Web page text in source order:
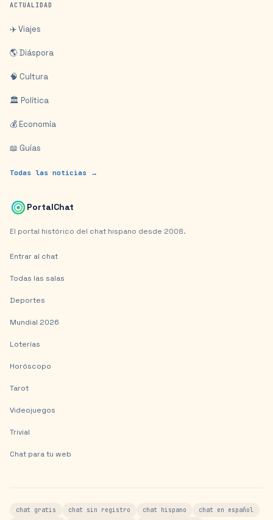
ACTUALIDAD
✈️ Viajes
🌎 Diáspora
🧠 Cultura
🏛️ Política
💰 Economía
📖 Guías
Todas las noticias →
PortalChat
El portal histórico del chat hispano desde 2008.
Entrar al chat
Todas las salas
Deportes
Mundial 2026
Loterías
Horóscopo
Tarot
Videojuegos
Trivial
Chat para tu web
chat gratis chat sin registro chat hispano
chat en español